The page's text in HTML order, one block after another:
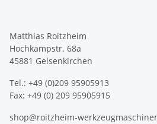
Matthias Roitzheim
Hochkampstr. 68a
45881 Gelsenkirchen
Tel.: +49 (0)209 95905913
Fax: +49 (0) 209 95905915
shop@roitzheim-